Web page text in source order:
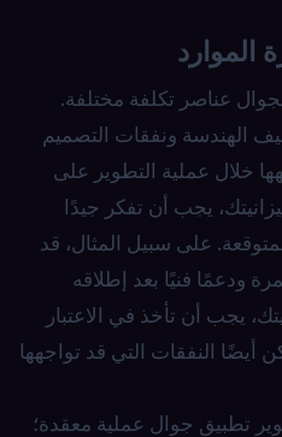
الموارد
عناصر تكلفة مختلفة.
الهندسة ونفقات التصميم
خلال عملية التطوير على
يجب أن تفكر جيدًا
على سبيل المثال، قد
ودعمًا فنيًا بعد إطلاقه
يجب أن تأخذ في الاعتبار
أيضًا النفقات التي قد تواجهها
تطبيق جوال عملية معقدة؛